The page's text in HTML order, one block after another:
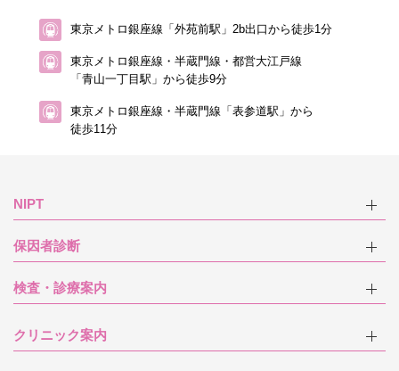
東京メトロ銀座線「外苑前駅」2b出口から徒歩1分
東京メトロ銀座線・半蔵門線・都営大江戸線
「青山一丁目駅」から徒歩9分
東京メトロ銀座線・半蔵門線「表参道駅」から
徒歩11分
NIPT
保因者診断
検査・診療案内
クリニック案内